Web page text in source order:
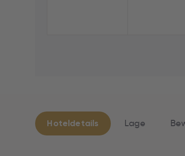
Hoteldetails Lage